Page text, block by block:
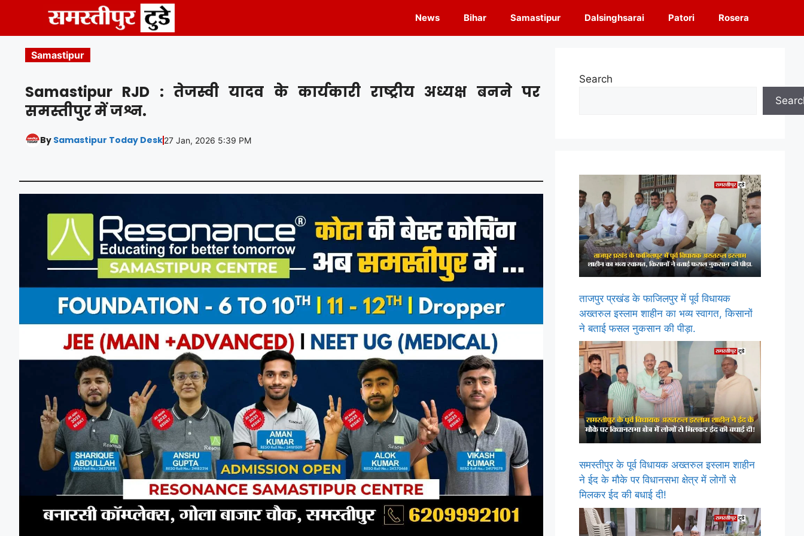
content
News Bihar Samastipur Dalsinghsarai Patori Rosera
Samastipur
Samastipur RJD : तेजस्वी यादव के कार्यकारी राष्ट्रीय अध्यक्ष बनने पर
समस्तीपुर में जश्न.
By Samastipur Today Desk27 Jan, 2026 5:39 PM
Search
ताजपुर प्रखंड के फाजिलपुर में पूर्व विधायक
अख्तरुल इस्लाम शाहीन का भव्य स्वागत, किसानों
ने बताई फसल नुकसान की पीड़ा.
समस्तीपुर के पूर्व विधायक अख्तरुल इस्लाम शाहीन
ने ईद के मौके पर विधानसभा क्षेत्र में लोगों से
मिलकर ईद की बधाई दी!